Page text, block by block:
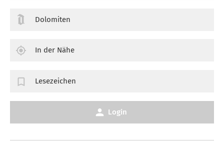
Dolomiten
In der Nähe
Lesezeichen
Login